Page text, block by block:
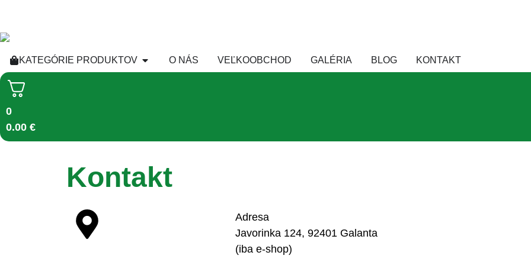
KATEGÓRIE PRODUKTOV O NÁS VEĽKOOBCHOD GALÉRIA BLOG KONTAKT
0
0.00 €
Kontakt
Adresa
Javorinka 124, 92401 Galanta
(iba e-shop)